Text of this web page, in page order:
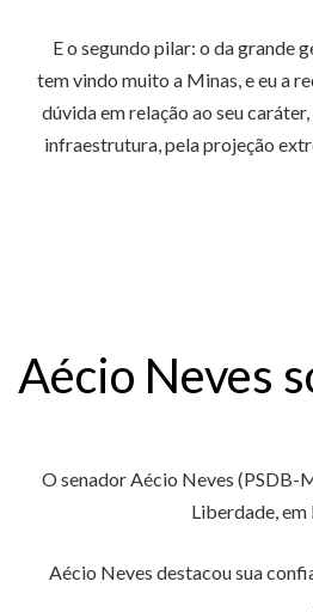
E o segundo pilar: o da grande
tem vindo muito a Minas, e eu a
dúvida em relação ao seu
infraestrutura, pela projeção
Aécio Neves
O senador Aécio Neves (PSDB-
Liberdade,
Aécio Neves destacou sua